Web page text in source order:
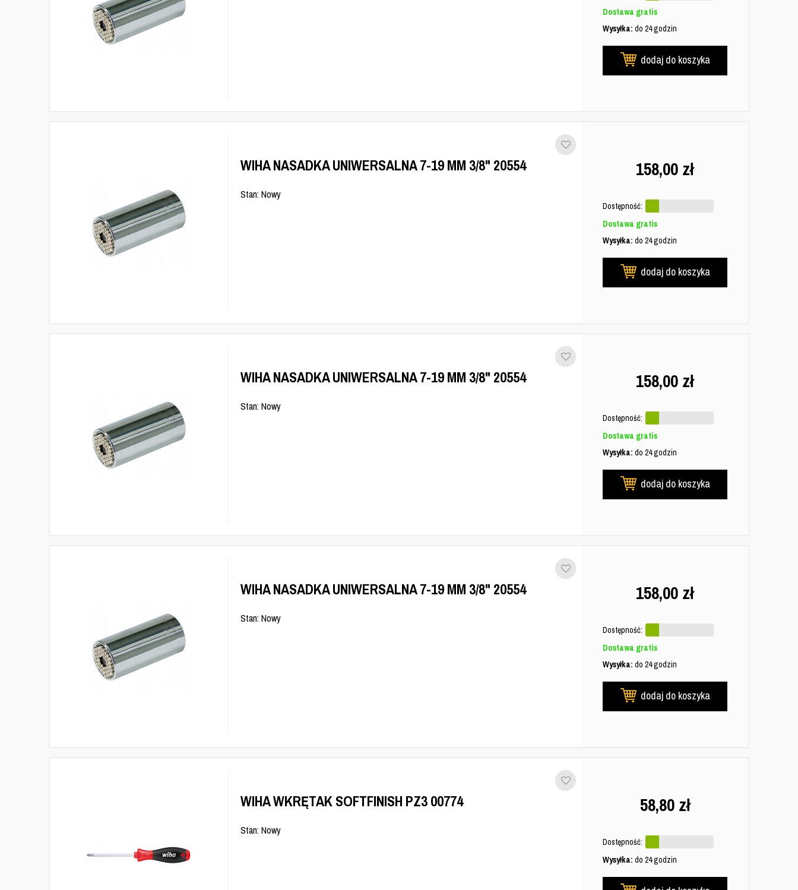
Dostawa gratis
Wysyłka: do 24 godzin
dodaj do koszyka
WIHA NASADKA UNIWERSALNA 7-19 MM 3/8" 20554
Stan: Nowy
158,00 zł
Dostępność:
Dostawa gratis
Wysyłka: do 24 godzin
dodaj do koszyka
WIHA NASADKA UNIWERSALNA 7-19 MM 3/8" 20554
Stan: Nowy
158,00 zł
Dostępność:
Dostawa gratis
Wysyłka: do 24 godzin
dodaj do koszyka
WIHA NASADKA UNIWERSALNA 7-19 MM 3/8" 20554
Stan: Nowy
158,00 zł
Dostępność:
Dostawa gratis
Wysyłka: do 24 godzin
dodaj do koszyka
WIHA WKRĘTAK SOFTFINISH PZ3 00774
Stan: Nowy
58,80 zł
Dostępność:
Wysyłka: do 24 godzin